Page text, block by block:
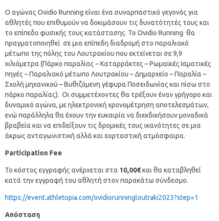
Ο αγώνας Ovidio Running είναι ένα συναρπαστικό γεγονός για
αθλητές που επιθυμούν να δοκιμάσουν τις δυνατότητές τους και
το επίπεδο φυσικής τους κατάστασης. Το Ovidio Running θα
πραγματοποιηθεί σε μια επίπεδη διαδρομή στο παραλιακό
μέτωπο της πόλης του Λουτρακίου που εκτείνεται σε 9,9
χιλιόμετρα (Πάρκο παραλίας – Καταρράκτες – Ρωμαϊκές Ιαματικές
πηγές – Παραλιακό μέτωπο Λουτρακίου – Δημαρχείο – Παραλία –
Σχολή μηχανικού – Βυθιζόμενη γέφυρα Ποσειδωνίας και πίσω στο
πάρκο παραλίας). Οι συμμετέχοντες θα τρέξουν έναν γρήγορο και
δυναμικό αγώνα, με ηλεκτρονική χρονομέτρηση αποτελεσμάτων,
ενώ παράλληλα θα έχουν την ευκαιρία να διεκδικήσουν μοναδικά
βραβεία και να επιδείξουν τις δρομικές τους ικανότητες σε μια
άκρως ανταγωνιστική αλλά και εορταστική ατμόσφαιρα.
Participation Fee
Το κόστος εγγραφής ανέρχεται στα 10,00€και θα καταβληθεί
κατά την εγγραφή του αθλητή στον παρακάτω σύνδεσμο.
https://event.athletopia.com/ovidiorunningloutraki2023?step=1
Απόσταση